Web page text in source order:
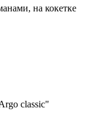
на кокетке
classic"